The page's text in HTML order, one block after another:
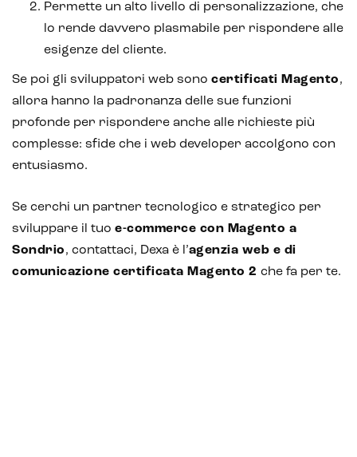
Permette un alto livello di personalizzazione, che
lo rende davvero plasmabile per rispondere alle
esigenze del cliente.
Se poi gli sviluppatori web sono certificati Magento,
allora hanno la padronanza delle sue funzioni
profonde per rispondere anche alle richieste più
complesse: sfide che i web developer accolgono con
entusiasmo.
Se cerchi un partner tecnologico e strategico per
sviluppare il tuo e-commerce con Magento a
Sondrio, contattaci, Dexa è l’agenzia web e di
comunicazione certificata Magento 2 che fa per te.